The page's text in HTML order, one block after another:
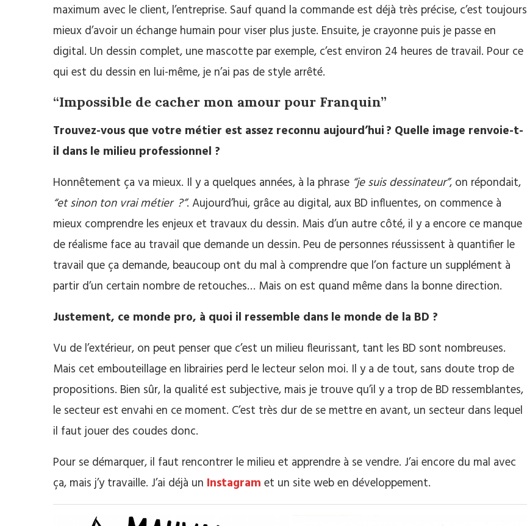
maximum avec le client, l’entreprise. Sauf quand la commande est déjà très précise, c’est toujours
mieux d’avoir un échange humain pour viser plus juste. Ensuite, je crayonne puis je passe en
digital. Un dessin complet, une mascotte par exemple, c’est environ 24 heures de travail. Pour ce
qui est du dessin en lui-même, je n’ai pas de style arrêté.
“Impossible de cacher mon amour pour Franquin”
Trouvez-vous que votre métier est assez reconnu aujourd’hui ? Quelle image renvoie-t-
il dans le milieu professionnel ?
Honnêtement ça va mieux. Il y a quelques années, à la phrase “je suis dessinateur”, on répondait,
“et sinon ton vrai métier ?”. Aujourd’hui, grâce au digital, aux BD influentes, on commence à
mieux comprendre les enjeux et travaux du dessin. Mais d’un autre côté, il y a encore ce manque
de réalisme face au travail que demande un dessin. Peu de personnes réussissent à quantifier le
travail que ça demande, beaucoup ont du mal à comprendre que l’on facture un supplément à
partir d’un certain nombre de retouches… Mais on est quand même dans la bonne direction.
Justement, ce monde pro, à quoi il ressemble dans le monde de la BD ?
Vu de l’extérieur, on peut penser que c’est un milieu fleurissant, tant les BD sont nombreuses.
Mais cet embouteillage en librairies perd le lecteur selon moi. Il y a de tout, sans doute trop de
propositions. Bien sûr, la qualité est subjective, mais je trouve qu’il y a trop de BD ressemblantes,
le secteur est envahi en ce moment. C’est très dur de se mettre en avant, un secteur dans lequel
il faut jouer des coudes donc.
Pour se démarquer, il faut rencontrer le milieu et apprendre à se vendre. J’ai encore du mal avec
ça, mais j’y travaille. J’ai déjà un Instagram et un site web en développement.